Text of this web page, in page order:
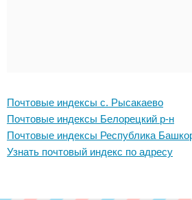
Почтовые индексы с. Рысакаево
Почтовые индексы Белорецкий р-н
Почтовые индексы Республика
Узнать почтовый индекс по адресу